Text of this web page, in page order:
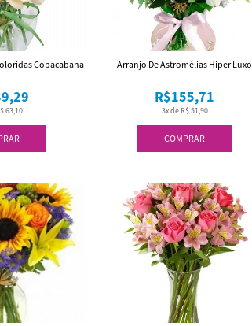
63,10
Copacabana
COMPRAR
3x de R$ 51,90
R$155,71
Arranjo De Astromélias Hiper Luxo